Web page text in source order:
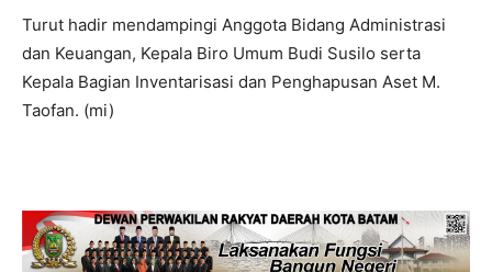
Turut hadir mendampingi Anggota Bidang Administrasi
dan Keuangan, Kepala Biro Umum Budi Susilo serta
Kepala Bagian Inventarisasi dan Penghapusan Aset M.
Taofan. (mi)